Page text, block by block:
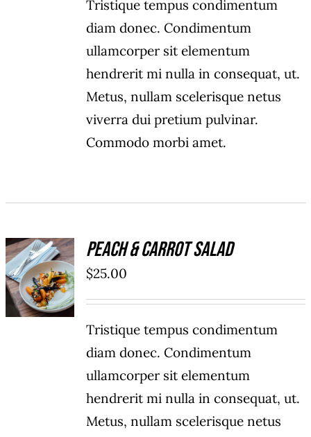
Tristique tempus condimentum
diam donec. Condimentum
ullamcorper sit elementum
hendrerit mi nulla in consequat, ut.
Metus, nullam scelerisque netus
viverra dui pretium pulvinar.
Commodo morbi amet.
ADD TO
CART
/
DÉTAILS
Peach & Carrot Salad
$25.00
Tristique tempus condimentum
diam donec. Condimentum
ullamcorper sit elementum
hendrerit mi nulla in consequat, ut.
Metus, nullam scelerisque netus